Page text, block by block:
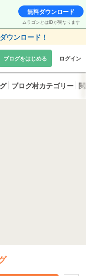
無料ダウンロード
ムラゴンとはIDが異なります
ウンロード！
ブログをはじめる ログイン
ブログ村カテゴリー